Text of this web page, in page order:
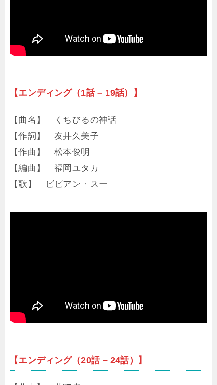
【エンディング（1話 – 19話）】
【曲名】 くちびるの神話
【作詞】 友井久美子
【作曲】 松本俊明
【編曲】 福岡ユタカ
【歌】 ビビアン・スー
【エンディング（20話 – 24話）】